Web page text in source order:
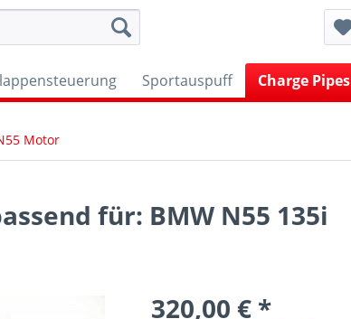
Sportauspuff Charge Pipes
Motor
für: BMW N55 135i
320,00 € *